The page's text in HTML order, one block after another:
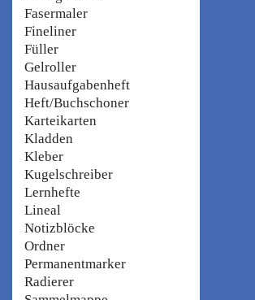
Fasermaler
Fineliner
Füller
Gelroller
Hausaufgabenheft
Heft/Buchschoner
Karteikarten
Kladden
Kleber
Kugelschreiber
Lernhefte
Lineal
Notizblöcke
Ordner
Permanentmarker
Radierer